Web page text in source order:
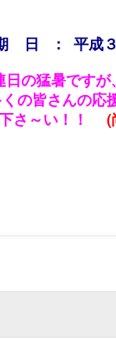
平成３０年
の猛暑ですが
の皆さんの応
さ～い！！ (